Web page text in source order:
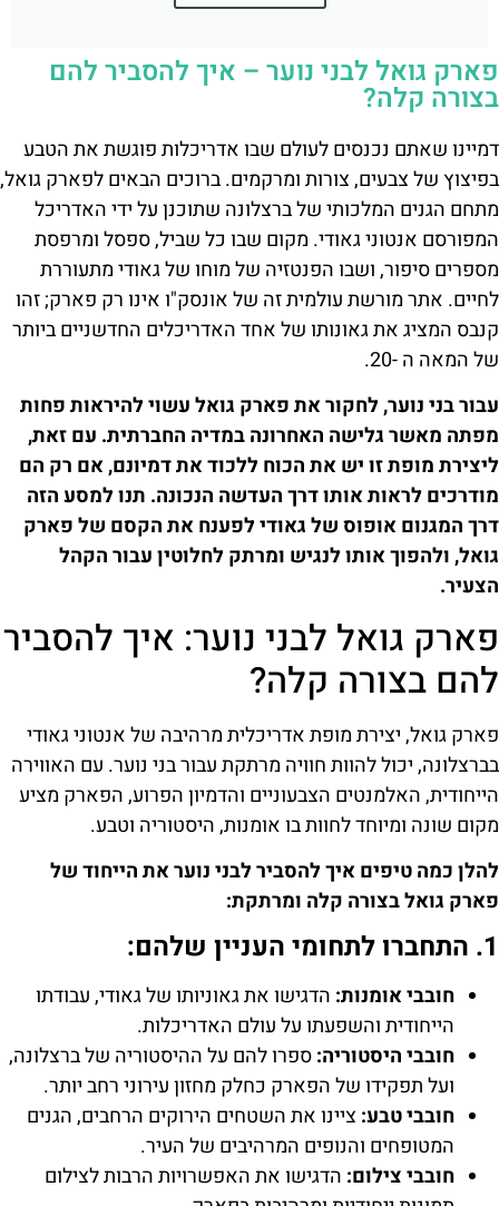
פארק גואל לבני נוער – איך להסביר להם
בצורה קלה?
דמיינו שאתם נכנסים לעולם שבו אדריכלות פוגשת את הטבע
בפיצוץ של צבעים, צורות ומרקמים. ברוכים הבאים לפארק גואל,
מתחם הגנים המלכותי של ברצלונה שתוכנן על ידי האדריכל
המפורסם אנטוני גאודי. מקום שבו כל שביל, ספסל ומרפסת
מספרים סיפור, ושבו הפנטזיה של מוחו של גאודי מתעוררת
לחיים. אתר מורשת עולמית זה של אונסק"ו אינו רק פארק; זהו
קנבס המציג את גאונותו של אחד האדריכלים החדשניים ביותר
של המאה ה -20.
עבור בני נוער, לחקור את פארק גואל עשוי להיראות פחות
מפתה מאשר גלישה האחרונה במדיה החברתית. עם זאת,
ליצירת מופת זו יש את הכוח ללכוד את דמיונם, אם רק הם
מודרכים לראות אותו דרך העדשה הנכונה. תנו למסע הזה
דרך המגנום אופוס של גאודי לפענח את הקסם של פארק
גואל, ולהפוך אותו לנגיש ומרתק לחלוטין עבור הקהל
הצעיר.
פארק גואל לבני נוער: איך להסביר
להם בצורה קלה?
פארק גואל, יצירת מופת אדריכלית מרהיבה של אנטוני גאודי
בברצלונה, יכול להוות חוויה מרתקת עבור בני נוער. עם האווירה
הייחודית, האלמנטים הצבעוניים והדמיון הפרוע, הפארק מציע
מקום שונה ומיוחד לחוות בו אומנות, היסטוריה וטבע.
להלן כמה טיפים איך להסביר לבני נוער את הייחוד של
פארק גואל בצורה קלה ומרתקת:
1. התחברו לתחומי העניין שלהם:
חובבי אומנות: הדגישו את גאוניותו של גאודי, עבודתו
הייחודית והשפעתו על עולם האדריכלות.
חובבי היסטוריה:ספרו להם על ההיסטוריה של ברצלונה,
ועל תפקידו של הפארק כחלק מחזון עירוני רחב יותר.
חובבי טבע: ציינו את השטחים הירוקים הרחבים, הגנים
המטופחים והנופים המרהיבים של העיר.
חובבי צילום: הדגישו את האפשרויות הרבות לצילום